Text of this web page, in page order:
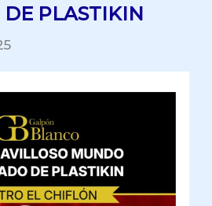
DE PLASTIKIN